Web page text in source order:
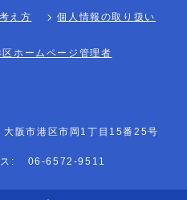
え方 個人情報の取り扱い
区ホームページ管理者
阪市港区市岡1丁目15番25号
: 06-6572-9511